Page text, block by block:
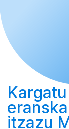
Kargatu
itzazu